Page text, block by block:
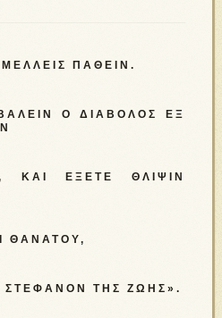
ΠΑΘΕΊΝ.
Ο ΔΙΆΒΟΛΟΣ ΕΞ
ΚΑΙ ΈΞΕΤΕ ΘΛΊΨΙΝ
ΘΑΝΆΤΟΥ,
ΣΤΈΦΑΝΟΝ ΤΗΣ ΖΩΉΣ».